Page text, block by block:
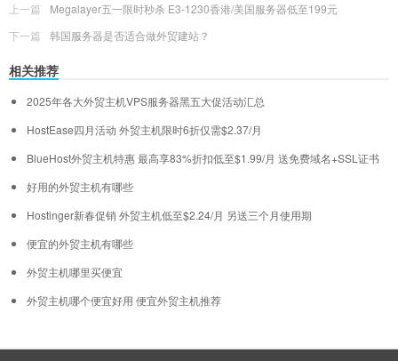
上一篇
Megalayer五一限时秒杀 E3-1230香港/美国服务器低至199元
下一篇
韩国服务器是否适合做外贸建站？
相关推荐
2025年各大外贸主机VPS服务器黑五大促活动汇总
HostEase四月活动 外贸主机限时6折仅需$2.37/月
BlueHost外贸主机特惠 最高享83%折扣低至$1.99/月 送免费域名+SSL证书
好用的外贸主机有哪些
Hostinger新春促销 外贸主机低至$2.24/月 另送三个月使用期
便宜的外贸主机有哪些
外贸主机哪里买便宜
外贸主机哪个便宜好用 便宜外贸主机推荐